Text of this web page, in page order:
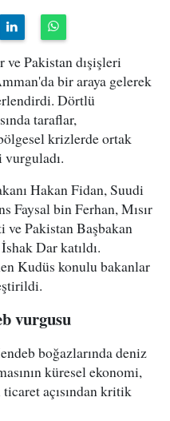
ve Pakistan dışişleri
bir araya gelerek
Dörtlü
taraflar,
krizlerde ortak
Hakan Fidan, Suudi
Faysal bin Ferhan, Mısır
ve Pakistan Başbakan
Dar katıldı.
Kudüs konulu bakanlar
vurgusu
boğazlarında deniz
küresel ekonomi,
açısından kritik